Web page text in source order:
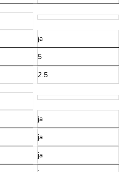
ja
5
2.5
ja
ja
ja